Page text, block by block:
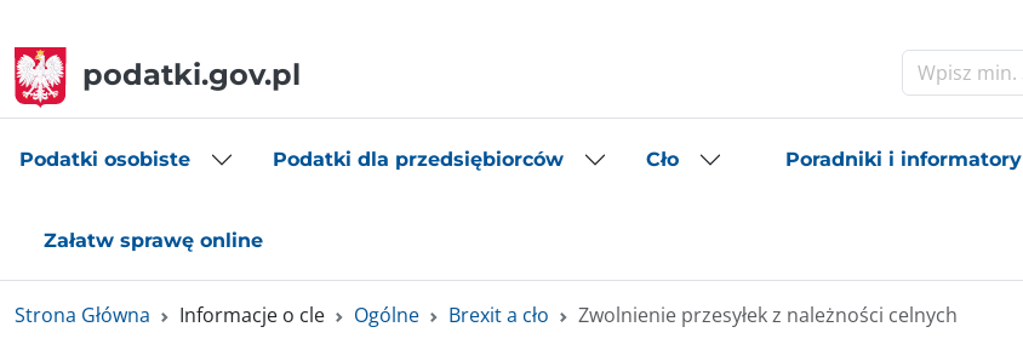
podatki.gov.pl
Podatki osobiste Podatki dla przedsiębiorców Cło Poradniki i informatory
Załatw sprawę online
Strona Główna Informacje o cle Ogólne Brexit a cło Zwolnienie przesyłek z należności celnych